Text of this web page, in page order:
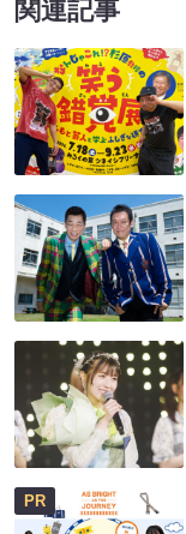
関連記事
PR